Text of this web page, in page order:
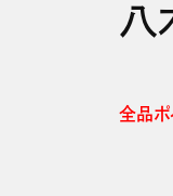
八
全品ポ